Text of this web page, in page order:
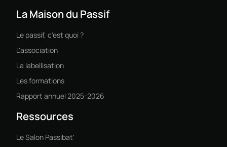
La Maison du Passif
Le passif, c'est quoi ?
L'association
La labellisation
Les formations
Rapport annuel 2025-2026
Ressources
Le Salon Passibat'